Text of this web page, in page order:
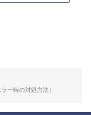
ー時の対処方法）